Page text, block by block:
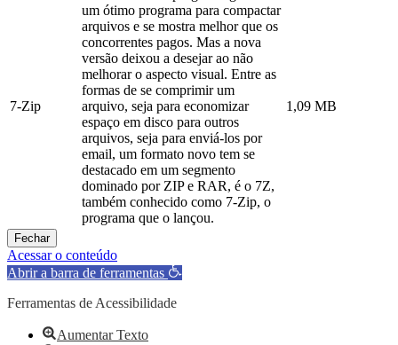
7-Zip
um ótimo programa para compactar
arquivos e se mostra melhor que os
concorrentes pagos. Mas a nova
versão deixou a desejar ao não
melhorar o aspecto visual. Entre as
formas de se comprimir um
arquivo, seja para economizar
espaço em disco para outros
arquivos, seja para enviá-los por
email, um formato novo tem se
destacado em um segmento
dominado por ZIP e RAR, é o 7Z,
também conhecido como 7-Zip, o
programa que o lançou.
1,09 MB
Fechar
Acessar o conteúdo
Abrir a barra de ferramentas
Ferramentas de Acessibilidade
Aumentar Texto